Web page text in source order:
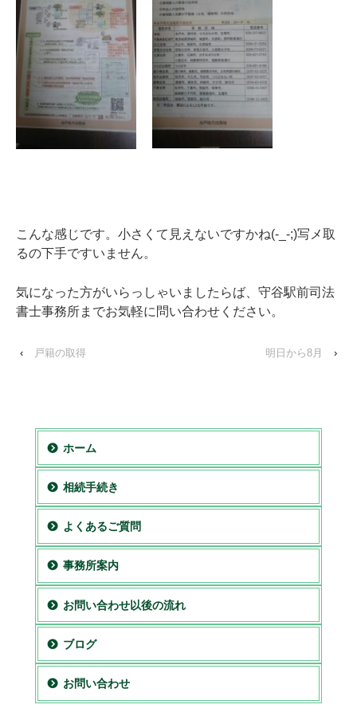
こんな感じです。小さくて見えないですかね(-_-;)写メ取
るの下手ですいません。
気になった方がいらっしゃいましたらば、守谷駅前司法
書士事務所までお気軽に問い合わせください。
‹ 戸籍の取得 明日から8月 ›
ホーム
相続手続き
よくあるご質問
事務所案内
お問い合わせ以後の流れ
ブログ
お問い合わせ